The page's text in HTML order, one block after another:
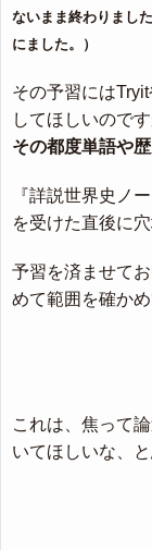
ないまま終わりまし
にました。）
その予習には
してほしいのです
その都度単語や
『詳説世界史ノ
を受けた直後に
予習を済ませて
めて範囲を確か
これは、焦って
いてほしいな、と